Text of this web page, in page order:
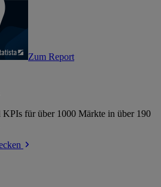
Zum Report
KPIs für über 1000 Märkte in über 190